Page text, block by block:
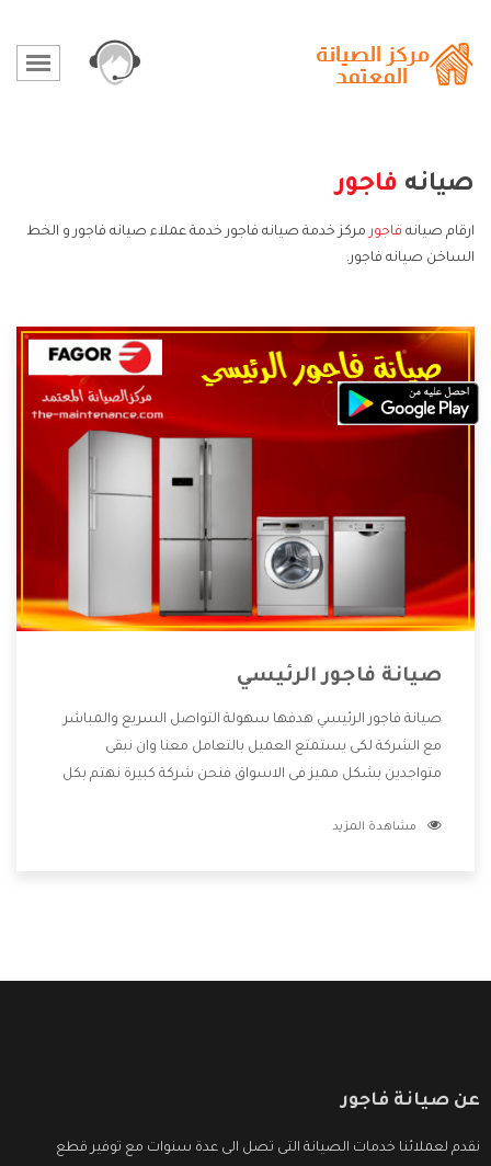
صيانه فاجور
ارقام صيانه فاجور مركز خدمة صيانه فاجور خدمة عملاء صيانه فاجور و الخط
الساخن صيانه فاجور.
صيانة فاجور الرئيسي
صيانة فاجور الرئيسي هدفها سهولة التواصل السريع والمباشر
مع الشركة لكى يستمتع العميل بالتعامل معنا وان نبقى
متواجدين بشكل مميز فى الاسواق فنحن شركة كبيرة نهتم بكل
الشركة بها والتى تكون منها خدمة الصيانة التى تكون من أهم
مشاهدة المزيد
عن صيانة فاجور
نقدم لعملائنا خدمات الصيانة التى تصل الى عدة سنوات مع توفير قطع